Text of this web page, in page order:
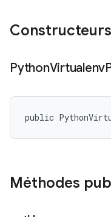
PythonVirtualenv
public
Méthodes